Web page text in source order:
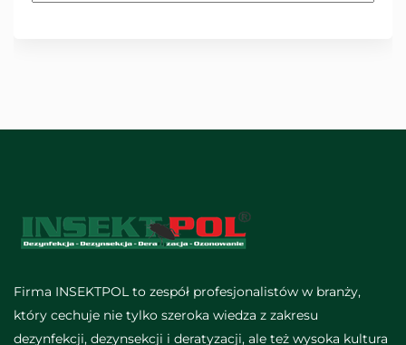
Firma INSEKTPOL to zespół profesjonalistów w branży,
który cechuje nie tylko szeroka wiedza z zakresu
dezynfekcji, dezynsekcji i deratyzacji, ale też wysoka kultura